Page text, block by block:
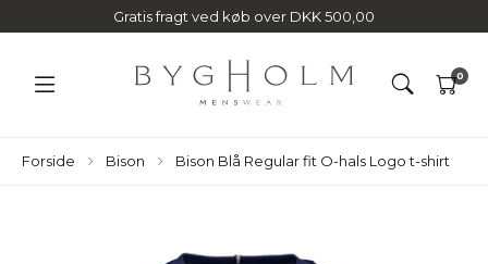
Gratis fragt ved køb over DKK 500,00
0
Forside Bison Bison Blå Regular fit O-hals Logo t-shirt